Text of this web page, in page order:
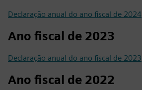
Declaração anual do ano fiscal de 2024
Ano fiscal de 2023
Declaração anual do ano fiscal de 2023
Ano fiscal de 2022